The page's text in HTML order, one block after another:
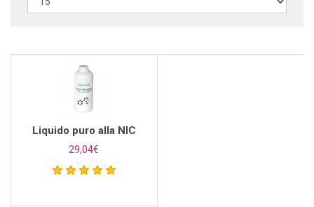
Liquido puro alla NIC
29,04€